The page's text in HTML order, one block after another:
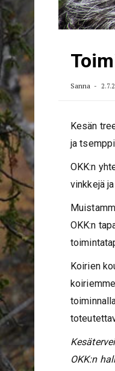
Sanna
Kesän
ja
OKK:n
vinkkejä
OKK:n
Koirien
OKK:n